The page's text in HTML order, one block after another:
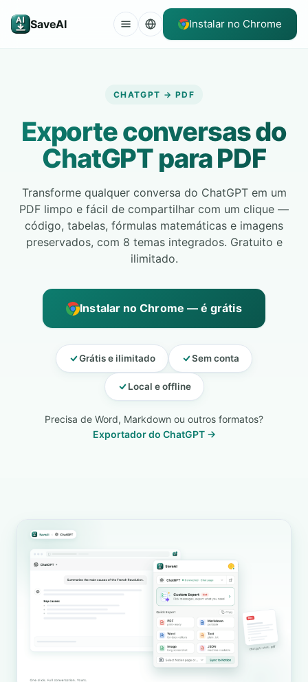
SaveAI Instalar no Chrome
CHATGPT → PDF
Exporte conversas do
ChatGPT para PDF
Transforme qualquer conversa do ChatGPT em um
PDF limpo e fácil de compartilhar com um clique —
código, tabelas, fórmulas matemáticas e imagens
preservados, com 8 temas integrados. Gratuito e
ilimitado.
Instalar no Chrome — é grátis
Grátis e ilimitado Sem conta
Local e offline
Precisa de Word, Markdown ou outros formatos?
Exportador do ChatGPT →